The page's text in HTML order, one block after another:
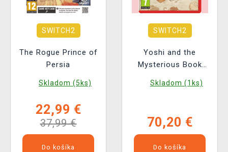
SWITCH2
The Rogue Prince of
Persia
Skladom (5ks)
22,99 €
37,99 €
Do košíka
SWITCH2
Yoshi and the
Mysterious Book
Skladom (1ks)
70,20 €
Do košíka